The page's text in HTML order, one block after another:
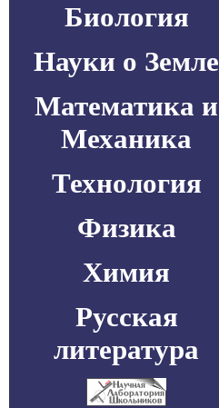
Биология
Науки о Земле
Математика и
Механика
Технология
Физика
Химия
Русская
литература